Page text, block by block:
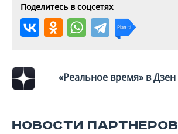
Поделитесь в соцсетях
«Реальное время» в Дзен
НОВОСТИ ПАРТНЕРОВ